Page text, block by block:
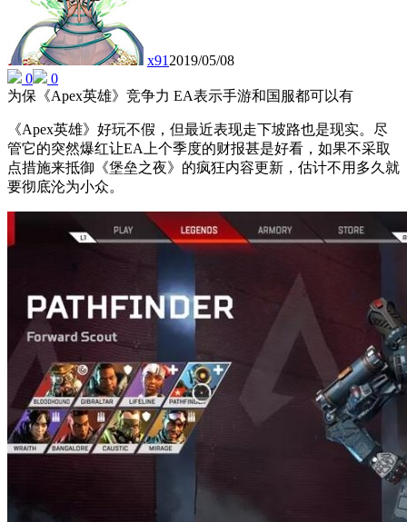
x912019/05/08
0
0
为保《Apex英雄》竞争力 EA表示手游和国服都可以有
《Apex英雄》好玩不假，但最近表现走下坡路也是现实。尽
管它的突然爆红让EA上个季度的财报甚是好看，如果不采取
点措施来抵御《堡垒之夜》的疯狂内容更新，估计不用多久就
要彻底沦为小众。